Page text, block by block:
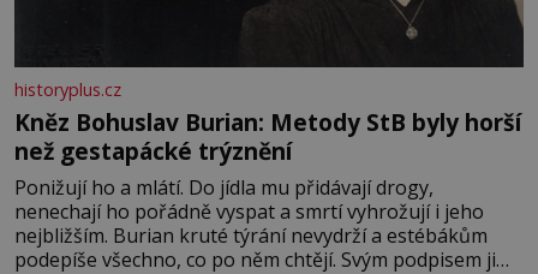
historyplus.cz
Kněz Bohuslav Burian: Metody StB byly horší
než gestapácké trýznění
Ponižují ho a mlátí. Do jídla mu přidávají drogy,
nenechají ho pořádně vyspat a smrtí vyhrožují i jeho
nejbližším. Burian kruté týrání nevydrží a estébákům
podepíše všechno, co po něm chtějí. Svým podpisem jim